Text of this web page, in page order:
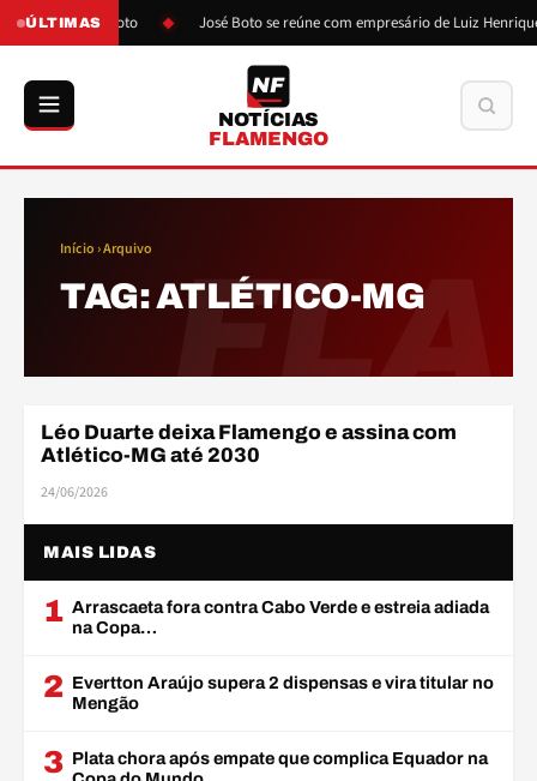
ÚLTIMAS
pressão de Boto José Boto se reúne com empresário de Luiz Henrique
NF
NOTÍCIAS
FLAMENGO
FLA
Início › Arquivo
TAG:ATLÉTICO-MG
ELENCO
Léo Duarte deixa Flamengo e assina com
Atlético-MG até 2030
24/06/2026
MAIS LIDAS
1 Arrascaeta fora contra Cabo Verde e estreia adiada
na Copa…
2 Evertton Araújo supera 2 dispensas e vira titular no
Mengão
3 Plata chora após empate que complica Equador na